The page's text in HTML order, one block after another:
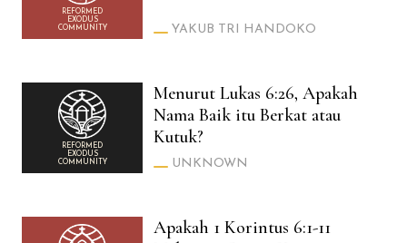
REFORMED
EXODUS
COMMUNITY
YAKUB TRI HANDOKO
REFORMED
EXODUS
COMMUNITY
Menurut Lukas 6:26, Apakah
Nama Baik itu Berkat atau
Kutuk?
UNKNOWN
Apakah 1 Korintus 6:1-11